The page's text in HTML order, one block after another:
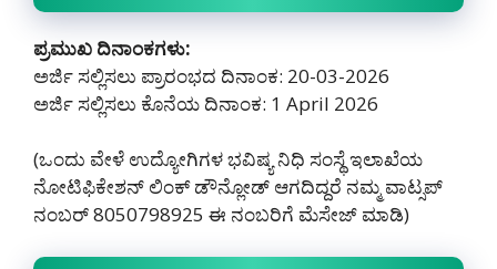
ಪ್ರಮುಖ ದಿನಾಂಕಗಳು:
ಅರ್ಜಿ ಸಲ್ಲಿಸಲು ಪ್ರಾರಂಭದ ದಿನಾಂಕ: 20-03-2026
ಅರ್ಜಿ ಸಲ್ಲಿಸಲು ಕೊನೆಯ ದಿನಾಂಕ: 1 April 2026
(ಒಂದು ವೇಳೆ ಉದ್ಯೋಗಿಗಳ ಭವಿಷ್ಯ ನಿಧಿ ಸಂಸ್ಥೆ ಇಲಾಖೆಯ
ನೋಟಿಫಿಕೇಶನ್ ಲಿಂಕ್ ಡೌನ್ಲೋಡ್ ಆಗದಿದ್ದರೆ ನಮ್ಮ ವಾಟ್ಸಪ್
ನಂಬರ್ 8050798925‌ ಈ ನಂಬರಿಗೆ ಮೆಸೇಜ್ ಮಾಡಿ)